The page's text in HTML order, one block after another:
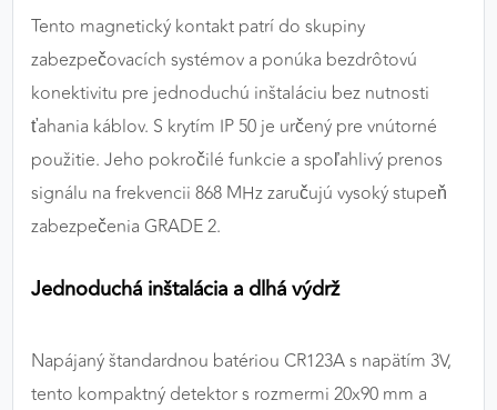
Tento magnetický kontakt patrí do skupiny
zabezpečovacích systémov a ponúka bezdrôtovú
konektivitu pre jednoduchú inštaláciu bez nutnosti
ťahania káblov. S krytím IP 50 je určený pre vnútorné
použitie. Jeho pokročilé funkcie a spoľahlivý prenos
signálu na frekvencii 868 MHz zaručujú vysoký stupeň
zabezpečenia GRADE 2.
Jednoduchá inštalácia a dlhá výdrž
Napájaný štandardnou batériou CR123A s napätím 3V,
tento kompaktný detektor s rozmermi 20x90 mm a
našom webe aj v reklamných sieťach tretích strán.
Poskytovateľ: Google